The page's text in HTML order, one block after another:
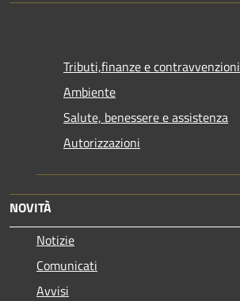
Tributi,finanze e contravvenzioni
Ambiente
Salute, benessere e assistenza
Autorizzazioni
NOVITÀ
Notizie
Comunicati
Avvisi